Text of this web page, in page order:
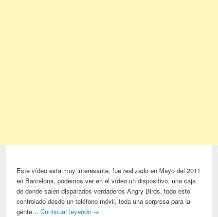
Este vídeo esta muy interesante, fue realizado en Mayo del 2011
en Barcelona, podemos ver en el vídeo un dispositivo, una caja
de donde salen disparados verdaderos Angry Birds, todo esto
controlado desde un teléfono móvil, toda una sorpresa para la
gente…Continuar leyendo →